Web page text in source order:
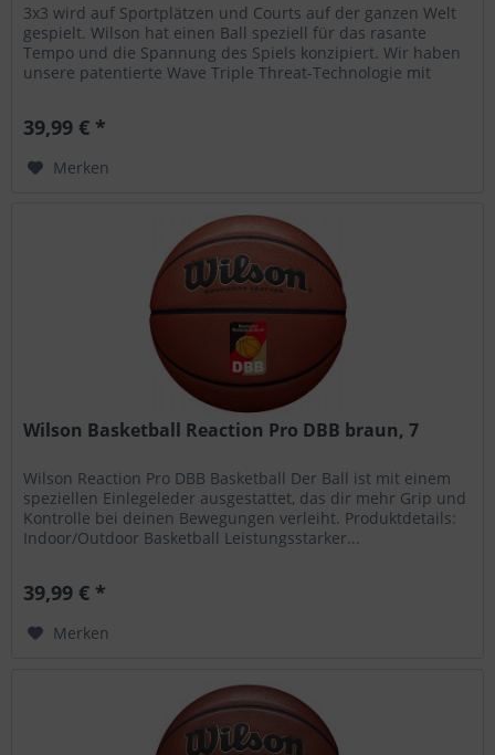
3x3 wird auf Sportplätzen und Courts auf der ganzen Welt
gespielt. Wilson hat einen Ball speziell für das rasante
Tempo und die Spannung des Spiels konzipiert. Wir haben
unsere patentierte Wave Triple Threat-Technologie mit
39,99 € *
Merken
Wilson Basketball Reaction Pro DBB braun, 7
Wilson Reaction Pro DBB Basketball Der Ball ist mit einem
speziellen Einlegeleder ausgestattet, das dir mehr Grip und
Kontrolle bei deinen Bewegungen verleiht. Produktdetails:
Indoor/Outdoor Basketball Leistungsstarker...
39,99 € *
Merken